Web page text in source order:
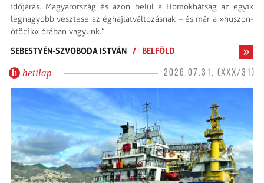
időjárás. Magyarország és azon belül a Homokhátság az egyik
legnagyobb vesztese az ég­hajlatváltozásnak – és már a »huszon­
ötödik« órában vagyunk.”
SEBESTYÉN-SZVOBODA ISTVÁN / BELFÖLD
hetilap 2026.07.31. (XXX/31)